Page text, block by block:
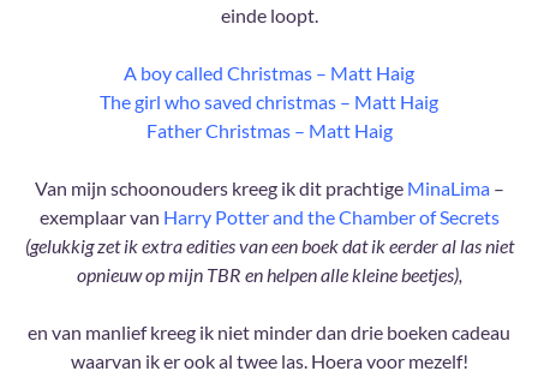
einde loopt.
A boy called Christmas – Matt Haig
The girl who saved christmas – Matt Haig
Father Christmas – Matt Haig
Van mijn schoonouders kreeg ik dit prachtige MinaLima–
exemplaar van Harry Potter and the Chamber of Secrets
(gelukkig zet ik extra edities van een boek dat ik eerder al las niet
opnieuw op mijn TBR en helpen alle kleine beetjes),
en van manlief kreeg ik niet minder dan drie boeken cadeau
waarvan ik er ook al twee las. Hoera voor mezelf!